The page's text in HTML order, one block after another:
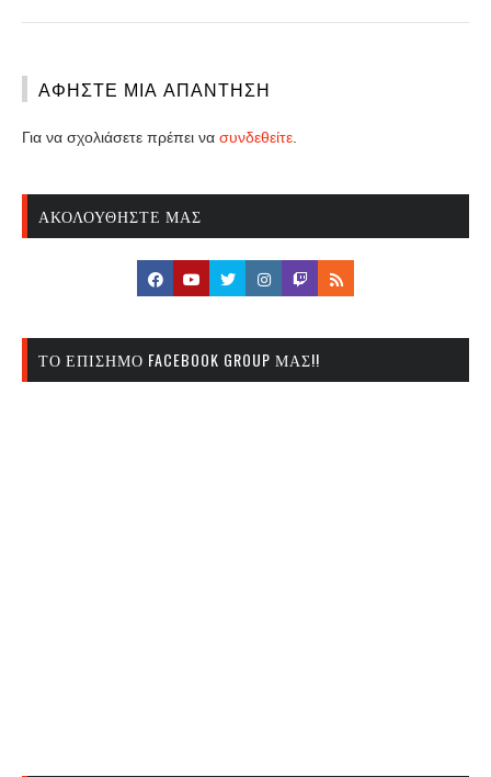
ΑΦΉΣΤΕ ΜΙΑ ΑΠΆΝΤΗΣΗ
Για να σχολιάσετε πρέπει να συνδεθείτε
ΑΚΟΛΟΥΘΉΣΤΕ ΜΑΣ
ΤΟ ΕΠΊΣΗΜΟ FACEBOOK GROUP ΜΑΣ!!